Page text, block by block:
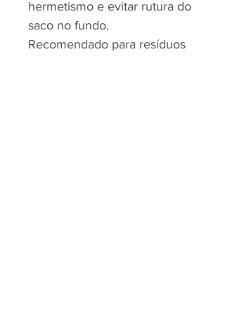
hermetismo e evitar rutura do
saco no fundo.
Recomendado para resíduos